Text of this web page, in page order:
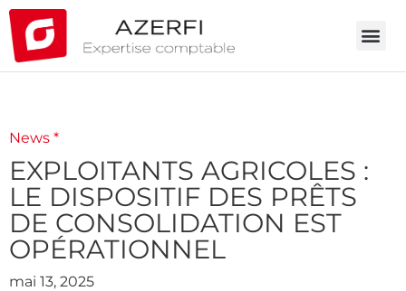
News *
EXPLOITANTS AGRICOLES :
LE DISPOSITIF DES PRÊTS
DE CONSOLIDATION EST
OPÉRATIONNEL
mai 13, 2025